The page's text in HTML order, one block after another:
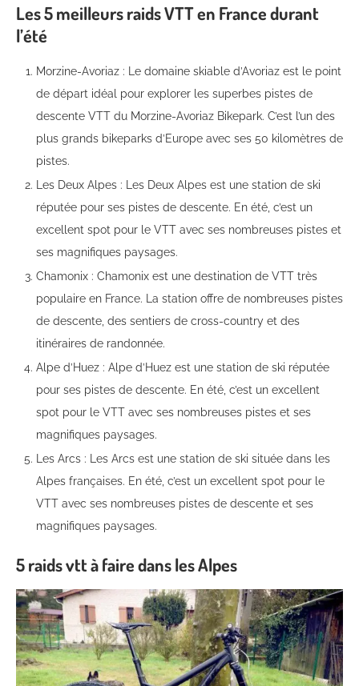
Les 5 meilleurs raids VTT en France durant
l’été
Morzine-Avoriaz : Le domaine skiable d’Avoriaz est le point
de départ idéal pour explorer les superbes pistes de
descente VTT du Morzine-Avoriaz Bikepark. C’est l’un des
plus grands bikeparks d’Europe avec ses 50 kilomètres de
pistes.
Les Deux Alpes : Les Deux Alpes est une station de ski
réputée pour ses pistes de descente. En été, c’est un
excellent spot pour le VTT avec ses nombreuses pistes et
ses magnifiques paysages.
Chamonix : Chamonix est une destination de VTT très
populaire en France. La station offre de nombreuses pistes
de descente, des sentiers de cross-country et des
itinéraires de randonnée.
Alpe d’Huez : Alpe d’Huez est une station de ski réputée
pour ses pistes de descente. En été, c’est un excellent
spot pour le VTT avec ses nombreuses pistes et ses
magnifiques paysages.
Les Arcs : Les Arcs est une station de ski située dans les
Alpes françaises. En été, c’est un excellent spot pour le
VTT avec ses nombreuses pistes de descente et ses
magnifiques paysages.
5 raids vtt à faire dans les Alpes